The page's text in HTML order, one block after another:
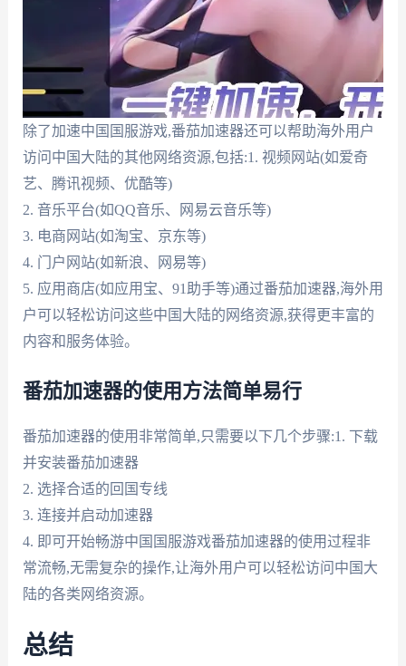
除了加速中国国服游戏,番茄加速器还可以帮助海外用户
访问中国大陆的其他网络资源,包括:1. 视频网站(如爱奇
艺、腾讯视频、优酷等)
2. 音乐平台(如QQ音乐、网易云音乐等)
3. 电商网站(如淘宝、京东等)
4. 门户网站(如新浪、网易等)
5. 应用商店(如应用宝、91助手等)通过番茄加速器,海外用
户可以轻松访问这些中国大陆的网络资源,获得更丰富的
内容和服务体验。
番茄加速器的使用方法简单易行
番茄加速器的使用非常简单,只需要以下几个步骤:1. 下载
并安装番茄加速器
2. 选择合适的回国专线
3. 连接并启动加速器
4. 即可开始畅游中国国服游戏番茄加速器的使用过程非
常流畅,无需复杂的操作,让海外用户可以轻松访问中国大
陆的各类网络资源。
总结